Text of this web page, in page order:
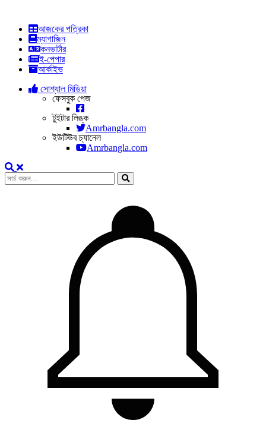
আজকের পত্রিকা
ম্যাগাজিন
কনভার্টার
ই-পেপার
আর্কাইভ
সোশ্যাল মিডিয়া
ফেসবুক পেজ
টুইটার লিঙ্ক
Amrbangla.com
ইউটিউব চ্যানেল
Amrbangla.com